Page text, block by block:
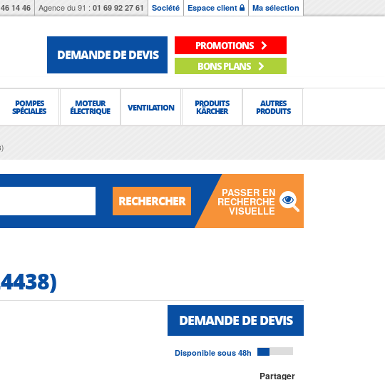
14 46 Agence du 91 : 01 69 92 27 61 Société Espace client Ma sélection
DEMANDE DE DEVIS
PROMOTIONS
BONS PLANS
POMPES
SPÉCIALES
MOTEUR
ÉLECTRIQUE VENTILATION PRODUITS
KÄRCHER
AUTRES
PRODUITS
RECHERCHER
PASSER EN
RECHERCHE
VISUELLE
DEMANDE DE DEVIS
Disponible sous 48h
Partager